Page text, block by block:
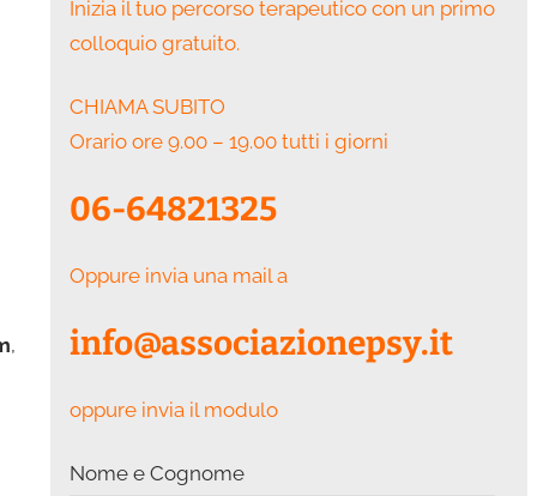
,
Inizia il tuo percorso terapeutico con un primo
colloquio gratuito.
CHIAMA SUBITO
Orario ore 9.00 – 19.00 tutti i giorni
06-64821325
Oppure invia una mail a
info@associazionepsy.it
oppure invia il modulo
Nome e Cognome